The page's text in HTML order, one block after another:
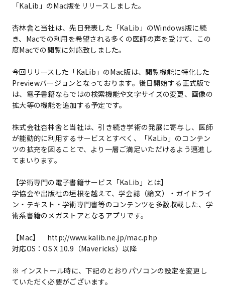
「KaLib」のMac版をリリースしました。
杏林舍と当社は、先日発表した「KaLib」のWindows版に続
き、Macでの利用を希望される多くの医師の声を受けて、この
度Macでの閲覧に対応致しました。
今回リリースした「KaLib」のMac版は、閲覧機能に特化した
Previewバージョンとなっております。後日開始する正式版で
は、電子書籍ならではの検索機能や文字サイズの変更、画像の
拡大等の機能を追加する予定です。
株式会社杏林舍と当社は、引き続き学術の発展に寄与し、医師
が能動的に利用するサービスとすべく、「KaLib」のコンテン
ツの拡充を図ることで、より一層ご満足いただけるよう邁進し
てまいります。
【学術専門の電子書籍サービス「KaLib」とは】
学協会や出版社の垣根を越えて、学会誌（論文）・ガイドライ
ン・テキスト・学術専門書等のコンテンツを多数収載した、学
術系書籍のメガストアとなるアプリです。
【Mac】 http://www.kalib.ne.jp/mac.php
対応OS：OS X 10.9（Mavericks）以降
※ インストール時に、下記のとおりパソコンの設定を変更し
ていただく必要がございます。